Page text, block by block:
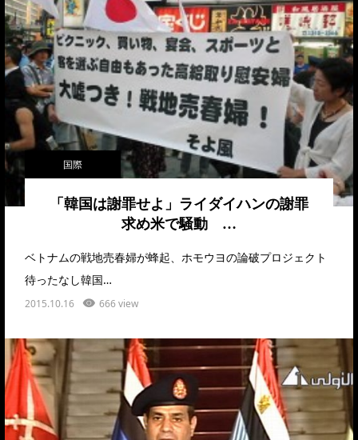
国際
「韓国は謝罪せよ」ライダイハンの謝罪
求め米で騒動 …
ベトナムの戦地売春婦が蜂起、ホモウヨの論破プロジェクト
待ったなし韓国…
2015.10.16 666 view